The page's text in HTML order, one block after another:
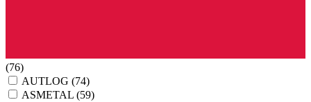
(76)
AUTLOG (74)
ASMETAL (59)